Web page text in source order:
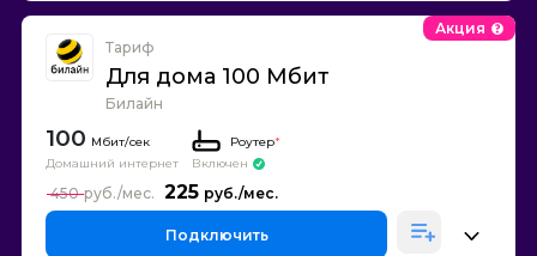
Тариф
Для дома 100 Мбит
Билайн
Акция
100
Домашний интернет
Роутер*
Включен
225
450
Подключить